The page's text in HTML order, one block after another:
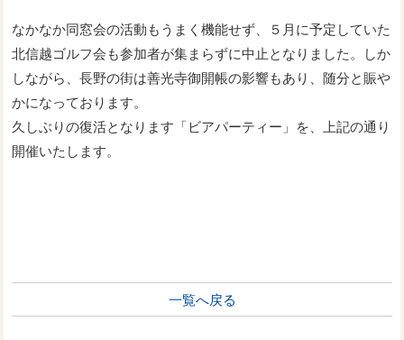
なかなか同窓会の活動もうまく機能せず、５月に予定していた
北信越ゴルフ会も参加者が集まらずに中止となりました。しか
しながら、長野の街は善光寺御開帳の影響もあり、随分と賑や
かになっております。
久しぶりの復活となります「ビアパーティー」を、上記の通り
開催いたします。
一覧へ戻る